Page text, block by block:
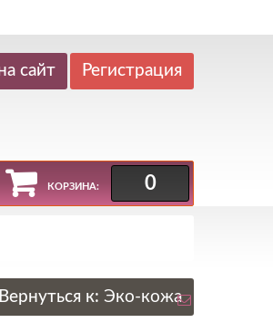
Регистрация
КОРЗИНА: 0
Вернуться к: Эко-кожа